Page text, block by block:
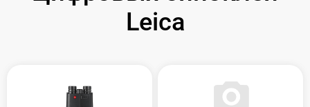
Leica